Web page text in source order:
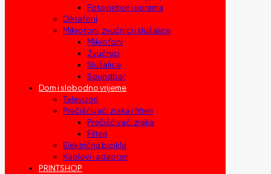
Foto pribor i oprema
Diktafoni
Mikrofoni, zvučnici i slušalice
Mikrofoni
Zvučnici
Slušalice
Soundbar
Dom i slobodno vrijeme
Televizori
Prečišćivači zraka i filteri
Prečišćivači zraka
Filteri
Električna bicikla
Kablovi i adapteri
PRINTSHOP